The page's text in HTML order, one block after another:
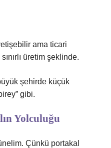
ama ticari
üretim şeklinde.
şehirde küçük
gibi.
Yolculuğu
Çünkü portakal